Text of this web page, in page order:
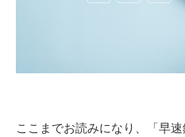
ここまでお読みになり、「早